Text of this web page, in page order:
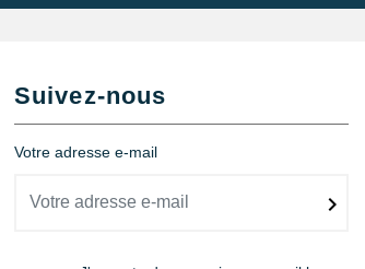
Suivez-nous
Votre adresse e-mail